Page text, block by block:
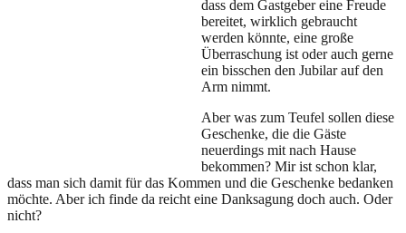
dass dem Gastgeber eine Freude
bereitet, wirklich gebraucht
werden könnte, eine große
Überraschung ist oder auch gerne
ein bisschen den Jubilar auf den
Arm nimmt.
Aber was zum Teufel sollen diese
Geschenke, die die Gäste
neuerdings mit nach Hause
bekommen? Mir ist schon klar,
dass man sich damit für das Kommen und die Geschenke bedanken
möchte. Aber ich finde da reicht eine Danksagung doch auch. Oder
nicht?